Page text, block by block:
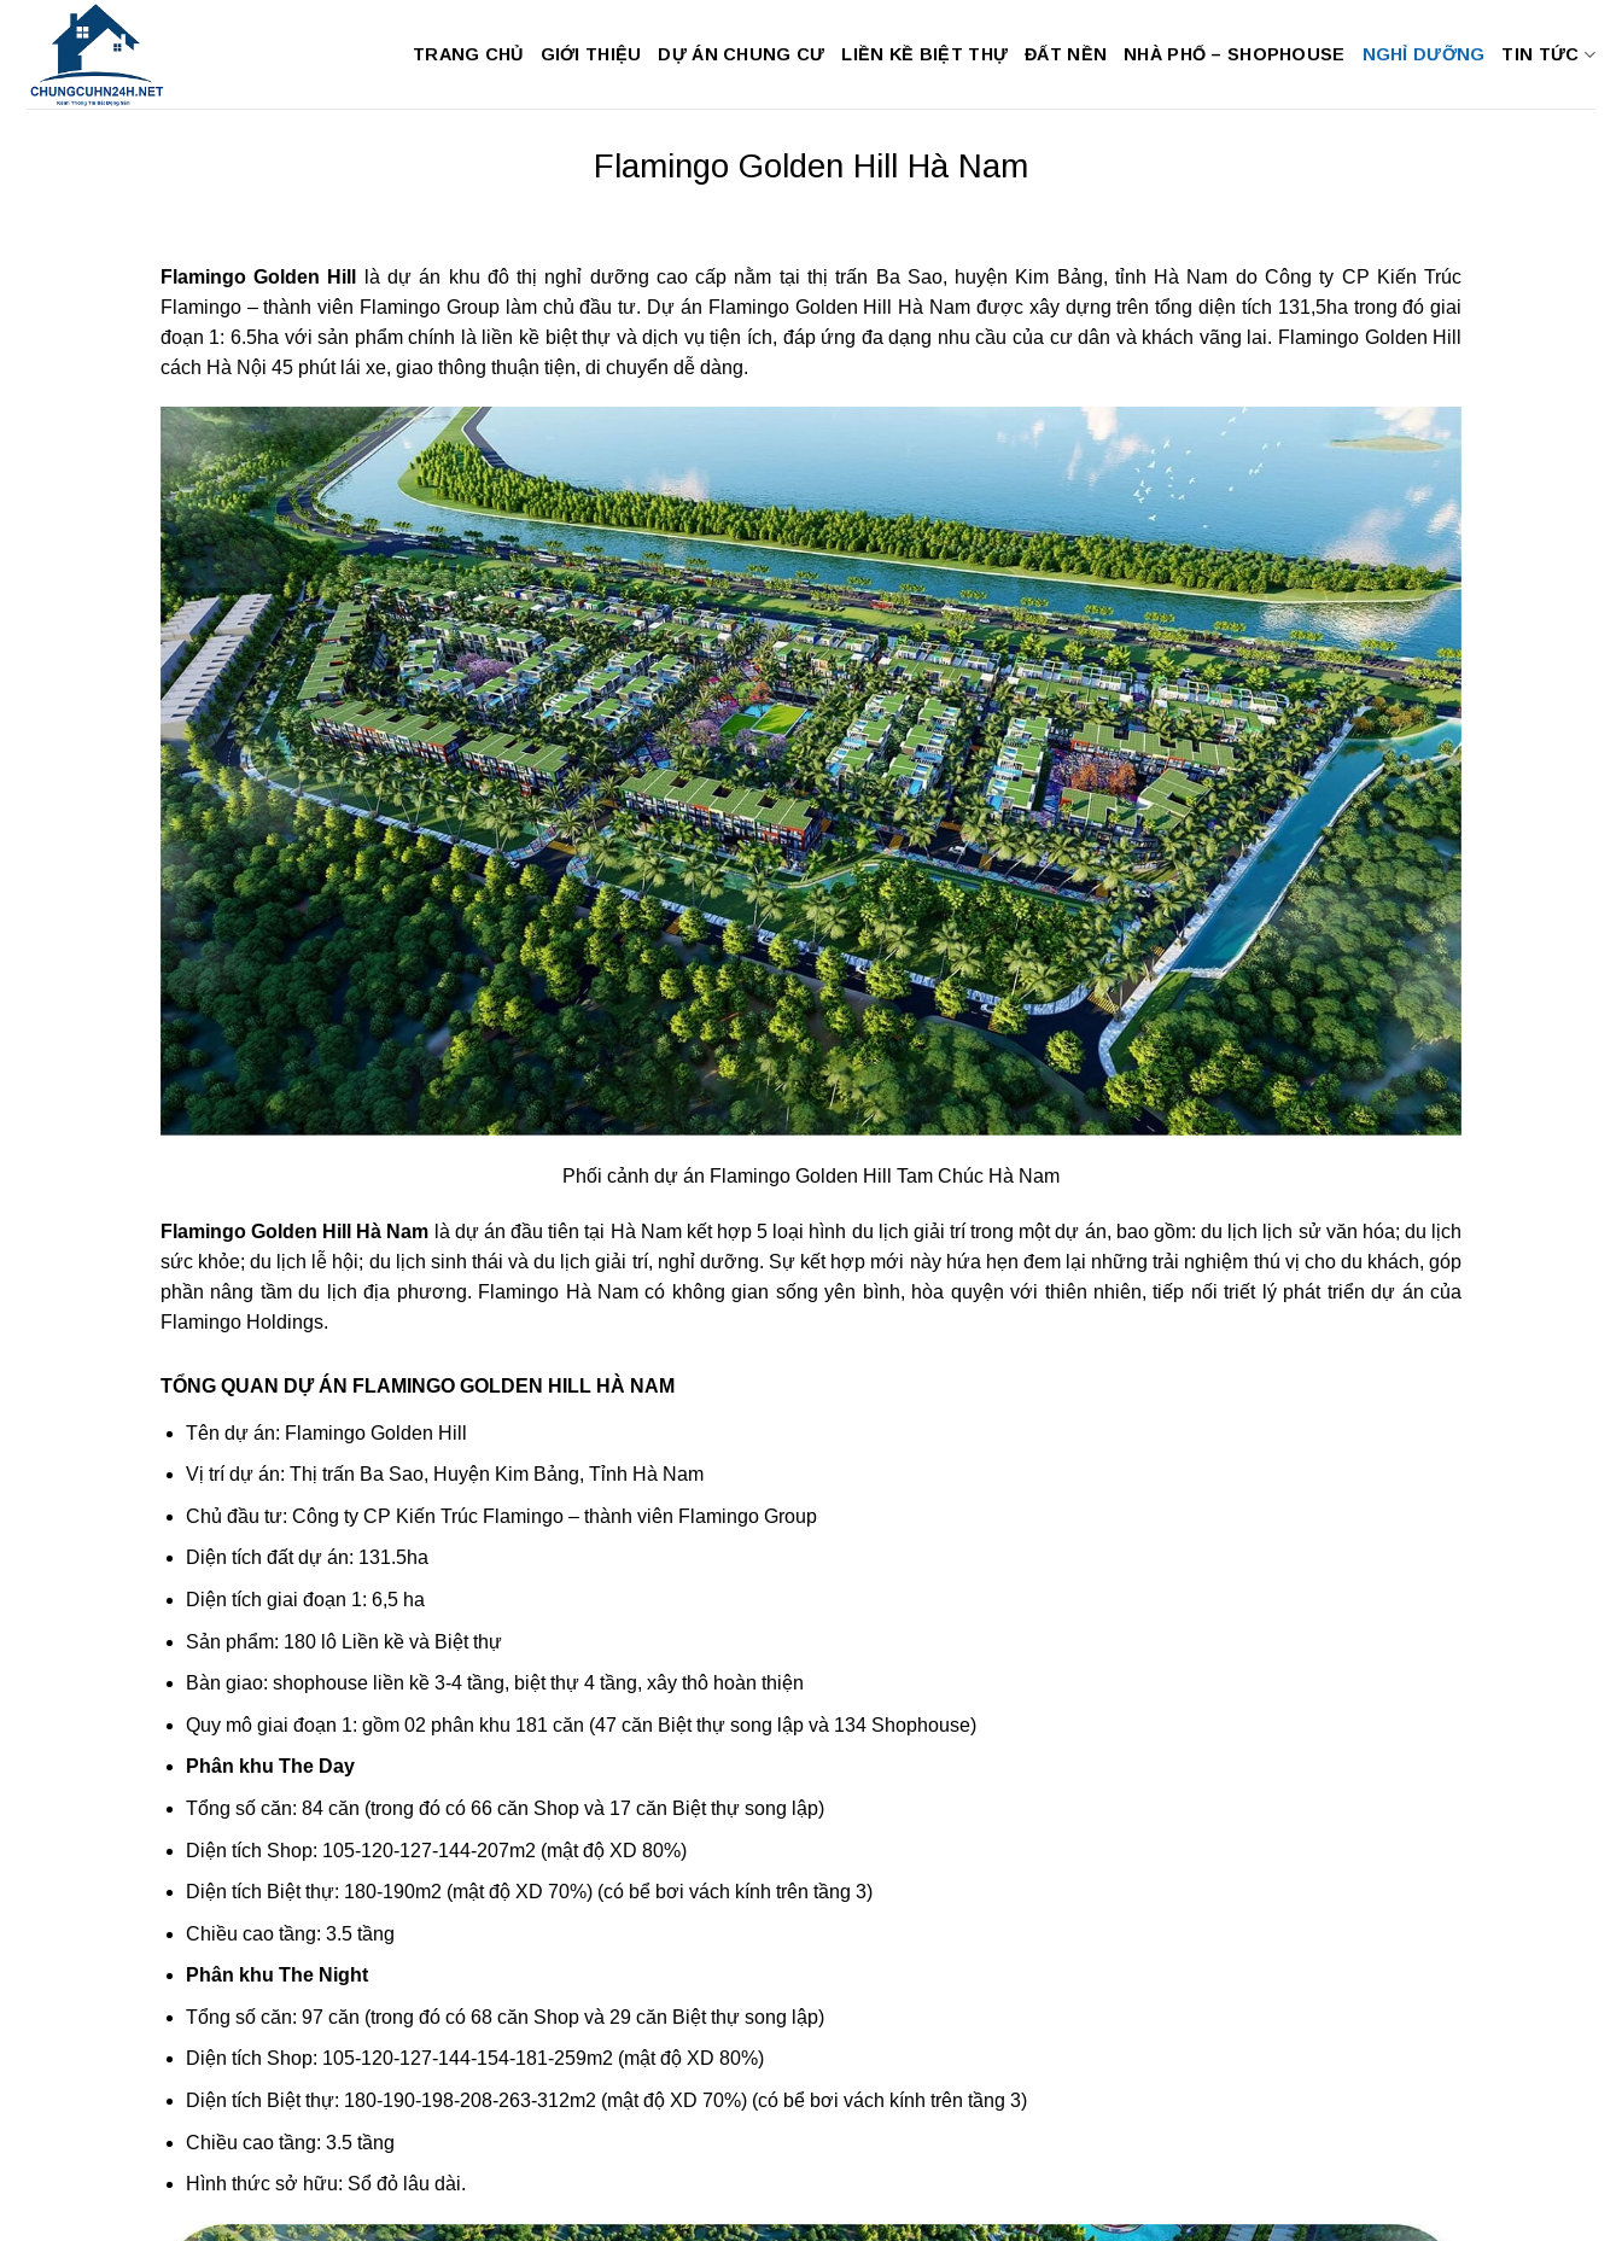
dung
TRANG CHỦ GIỚI THIỆU DỰ ÁN CHUNG CƯ LIỀN KỀ BIỆT THỰ ĐẤT NỀN NHÀ PHỐ – SHOPHOUSE NGHỈ DƯỠNG TIN TỨC
Flamingo Golden Hill Hà Nam
Flamingo Golden Hill
là dự án khu đô thị nghỉ dưỡng cao cấp nằm tại thị trấn Ba Sao, huyện Kim Bảng, tỉnh Hà Nam do Công ty CP Kiến Trúc
Flamingo – thành viên Flamingo Group làm chủ đầu tư. Dự án Flamingo Golden Hill Hà Nam được xây dựng trên tổng diện tích 131,5ha trong đó giai
đoạn 1: 6.5ha với sản phẩm chính là liền kề biệt thự và dịch vụ tiện ích, đáp ứng đa dạng nhu cầu của cư dân và khách vãng lai. Flamingo Golden Hill
cách Hà Nội 45 phút lái xe, giao thông thuận tiện, di chuyển dễ dàng.
Phối cảnh dự án Flamingo Golden Hill Tam Chúc Hà Nam
Flamingo Golden Hill Hà Nam là dự án đầu tiên tại Hà Nam kết hợp 5 loại hình du lịch giải trí trong một dự án, bao gồm: du lịch lịch sử văn hóa; du lịch
sức khỏe; du lịch lễ hội; du lịch sinh thái và du lịch giải trí, nghỉ dưỡng. Sự kết hợp mới này hứa hẹn đem lại những trải nghiệm thú vị cho du khách, góp
phần nâng tầm du lịch địa phương. Flamingo Hà Nam có không gian sống yên bình, hòa quyện với thiên nhiên, tiếp nối triết lý phát triển dự án của
Flamingo Holdings.
TỔNG QUAN DỰ ÁN FLAMINGO GOLDEN HILL HÀ NAM
Tên dự án: Flamingo Golden Hill
Vị trí dự án: Thị trấn Ba Sao, Huyện Kim Bảng, Tỉnh Hà Nam
Chủ đầu tư: Công ty CP Kiến Trúc Flamingo – thành viên Flamingo Group
Diện tích đất dự án: 131.5ha
Diện tích giai đoạn 1: 6,5 ha
Sản phẩm: 180 lô Liền kề và Biệt thự
Bàn giao: shophouse liền kề 3-4 tầng, biệt thự 4 tầng, xây thô hoàn thiện
Quy mô giai đoạn 1: gồm 02 phân khu 181 căn (47 căn Biệt thự song lập và 134 Shophouse)
Phân khu The Day
Tổng số căn: 84 căn (trong đó có 66 căn Shop và 17 căn Biệt thự song lập)
Diện tích Shop: 105-120-127-144-207m2 (mật độ XD 80%)
Diện tích Biệt thự: 180-190m2 (mật độ XD 70%) (có bể bơi vách kính trên tầng 3)
Chiều cao tầng: 3.5 tầng
Phân khu The Night
Tổng số căn: 97 căn (trong đó có 68 căn Shop và 29 căn Biệt thự song lập)
Diện tích Shop: 105-120-127-144-154-181-259m2 (mật độ XD 80%)
Diện tích Biệt thự: 180-190-198-208-263-312m2 (mật độ XD 70%) (có bể bơi vách kính trên tầng 3)
Chiều cao tầng: 3.5 tầng
Hình thức sở hữu: Sổ đỏ lâu dài.